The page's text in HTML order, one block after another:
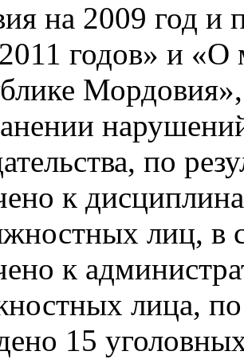
на 2009 год и
годов» и
по
к
лиц, в
к
лица,
15